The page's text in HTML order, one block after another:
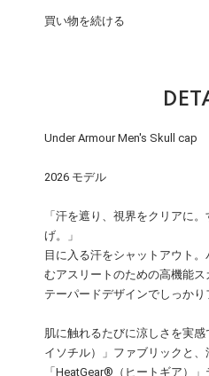
買い物を続ける
Under Armour Men's Skull cap
2026 モデル
「汗を遮り、視界をクリアに
げ。」
目に入る汗をシャットアウト
むアスリートのための高機能ス
テーパードデザインでしっかり
肌に触れるたびに涼しさを実
イソチル）」ファブリックと
「HeatGear®（ヒートギア）